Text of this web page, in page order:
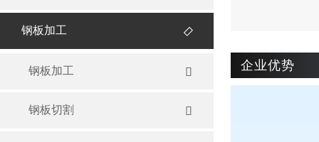
企业优势
钢板加工 
钢板加工 
钢板切割 